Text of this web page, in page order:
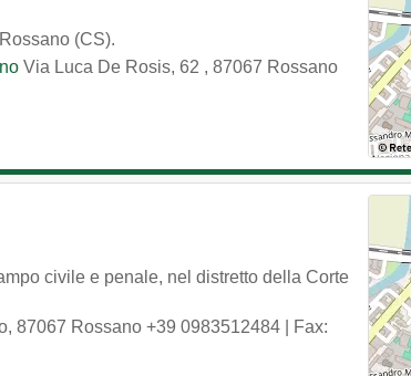
(CS).
Via Luca De Rosis, 62 , 87067 Rossano
civile e penale, nel distretto della Corte
, 87067 Rossano +39 0983512484 | Fax: